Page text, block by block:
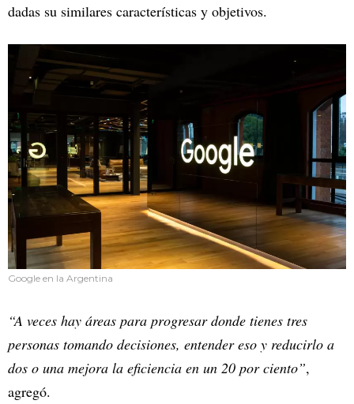
dadas su similares características y objetivos.
Google en la Argentina
“A veces hay áreas para progresar donde tienes tres
personas tomando decisiones, entender eso y reducirlo a
dos o una mejora la eficiencia en un 20 por ciento”,
agregó.